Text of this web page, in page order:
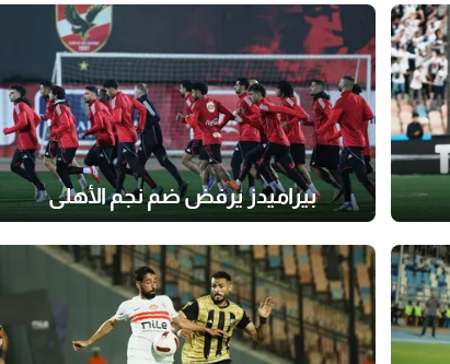
بيراميدز يرفض ضم نجم الأهلي